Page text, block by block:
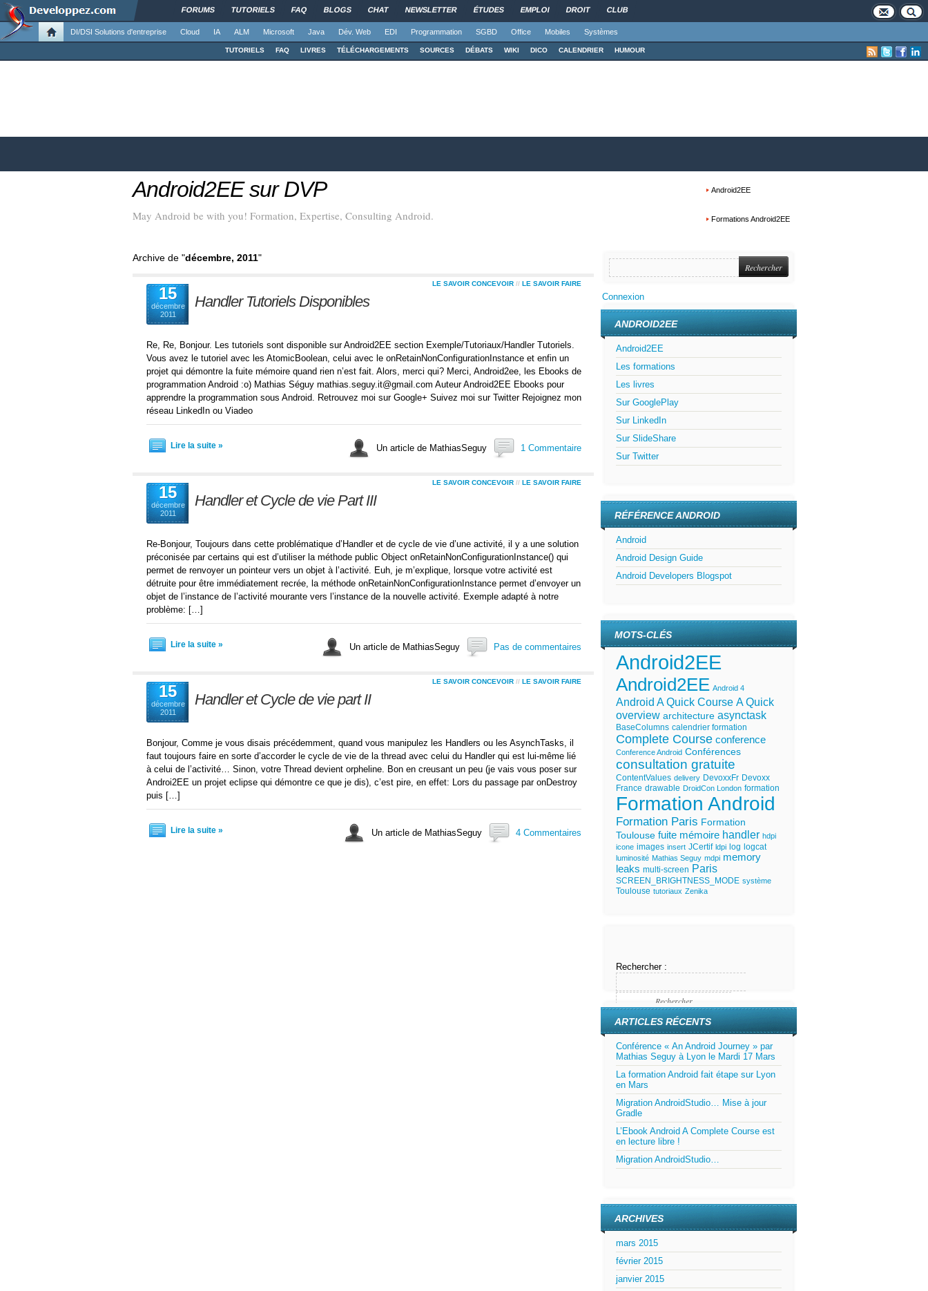
FORUMS TUTORIELS FAQ BLOGS CHAT NEWSLETTER ÉTUDES EMPLOI DROIT CLUB
DI/DSI Solutions d'entreprise Cloud IA ALM Microsoft Java Dév. Web EDI Programmation SGBD Office Mobiles Systèmes
TUTORIELS FAQ LIVRES TÉLÉCHARGEMENTS SOURCES DÉBATS WIKI DICO CALENDRIER HUMOUR
Android2EE sur DVP
May Android be with you! Formation, Expertise, Consulting Android.
Android2EE
Formations Android2EE
Archive de "décembre, 2011"
15
décembre
2011
LE SAVOIR CONCEVOIR // LE SAVOIR FAIRE
Handler Tutoriels Disponibles
Re, Re, Bonjour. Les tutoriels sont disponible sur Android2EE section Exemple/Tutoriaux/Handler Tutoriels.
Vous avez le tutoriel avec les AtomicBoolean, celui avec le onRetainNonConfigurationInstance et enfin un
projet qui démontre la fuite mémoire quand rien n’est fait. Alors, merci qui? Merci, Android2ee, les Ebooks de
programmation Android :o) Mathias Séguy mathias.seguy.it@gmail.com Auteur Android2EE Ebooks pour
apprendre la programmation sous Android. Retrouvez moi sur Google+ Suivez moi sur Twitter Rejoignez mon
réseau LinkedIn ou Viadeo
Lire la suite » Un article de MathiasSeguy 1 Commentaire
15
décembre
2011
LE SAVOIR CONCEVOIR // LE SAVOIR FAIRE
Handler et Cycle de vie Part III
Re-Bonjour, Toujours dans cette problématique d’Handler et de cycle de vie d’une activité, il y a une solution
préconisée par certains qui est d’utiliser la méthode public Object onRetainNonConfigurationInstance() qui
permet de renvoyer un pointeur vers un objet à l’activité. Euh, je m’explique, lorsque votre activité est
détruite pour être immédiatement recrée, la méthode onRetainNonConfigurationInstance permet d’envoyer un
objet de l’instance de l’activité mourante vers l’instance de la nouvelle activité. Exemple adapté à notre
problème: […]
Lire la suite » Un article de MathiasSeguy Pas de commentaires
15
décembre
2011
LE SAVOIR CONCEVOIR // LE SAVOIR FAIRE
Handler et Cycle de vie part II
Bonjour, Comme je vous disais précédemment, quand vous manipulez les Handlers ou les AsynchTasks, il
faut toujours faire en sorte d’accorder le cycle de vie de la thread avec celui du Handler qui est lui-même lié
à celui de l’activité… Sinon, votre Thread devient orpheline. Bon en creusant un peu (je vais vous poser sur
Androi2EE un projet eclipse qui démontre ce que je dis), c’est pire, en effet: Lors du passage par onDestroy
puis […]
Lire la suite » Un article de MathiasSeguy 4 Commentaires
Connexion
ANDROID2EE
Android2EE
Les formations
Les livres
Sur GooglePlay
Sur LinkedIn
Sur SlideShare
Sur Twitter
RÉFÉRENCE ANDROID
Android
Android Design Guide
Android Developers Blogspot
MOTS-CLÉS
Android2EE
Android2EE Android 4
Android A Quick Course A Quick
overview architecture asynctask
BaseColumns calendrier formation
Complete Course conference
Conference Android Conférences
consultation gratuite
ContentValues delivery DevoxxFr Devoxx
France drawable DroidCon London formation
Formation Android
Formation Paris Formation
Toulouse fuite mémoire handler hdpi
icone images insert JCertif ldpi log logcat
luminosité Mathias Seguy mdpi memory
leaks multi-screen Paris
SCREEN_BRIGHTNESS_MODE système
Toulouse tutoriaux Zenika
Rechercher :
ARTICLES RÉCENTS
Conférence « An Android Journey » par
Mathias Seguy à Lyon le Mardi 17 Mars
La formation Android fait étape sur Lyon
en Mars
Migration AndroidStudio… Mise à jour
Gradle
L’Ebook Android A Complete Course est
en lecture libre !
Migration AndroidStudio…
ARCHIVES
mars 2015
février 2015
janvier 2015